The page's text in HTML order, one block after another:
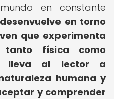
en constante
en torno
que experimenta
tanto física como
lleva al lector a
humana y
y comprender